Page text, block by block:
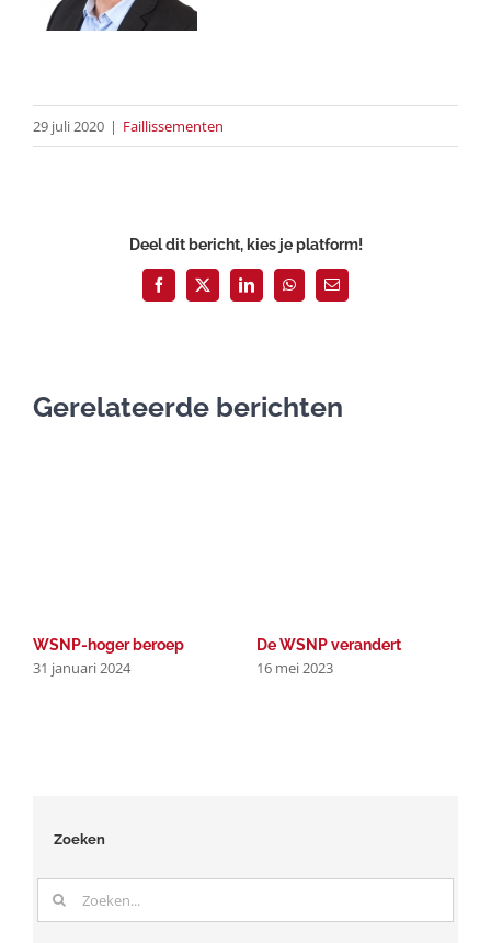
29 juli 2020 | Faillissementen
Deel dit bericht, kies je platform!
Facebook
X LinkedInWhatsApp
E-
mail
Gerelateerde berichten
WSNP-hoger beroep
31 januari 2024
De WSNP verandert
16 mei 2023
Zoeken
Zoeken
naar: